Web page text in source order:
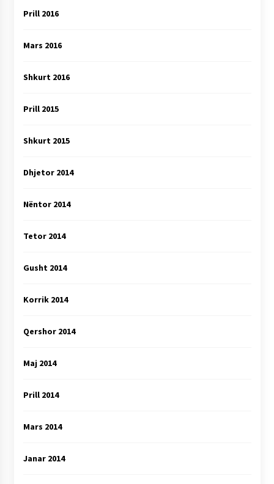
Prill 2016
Mars 2016
Shkurt 2016
Prill 2015
Shkurt 2015
Dhjetor 2014
Nëntor 2014
Tetor 2014
Gusht 2014
Korrik 2014
Qershor 2014
Maj 2014
Prill 2014
Mars 2014
Janar 2014